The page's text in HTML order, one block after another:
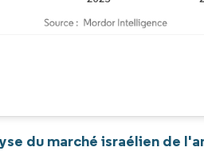
du marché israélien de